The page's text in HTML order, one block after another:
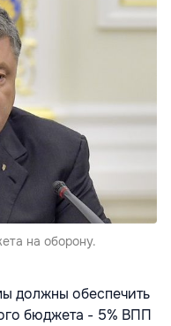
на оборону.
должны обеспечить
бюджета - 5% ВПП